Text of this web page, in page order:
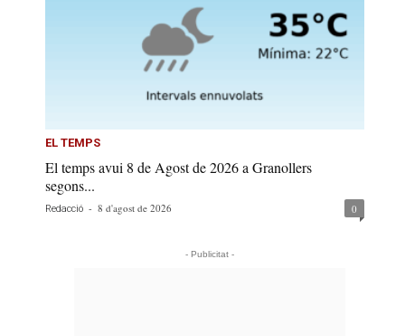
EL TEMPS
El temps avui 8 de Agost de 2026 a Granollers
segons...
Redacció - 8 d'agost de 2026 0
- Publicitat -